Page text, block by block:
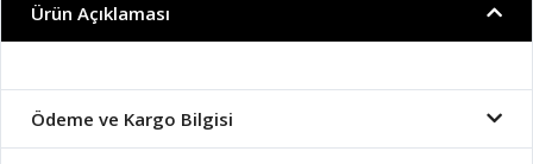
Ürün Açıklaması
Ödeme ve Kargo Bilgisi